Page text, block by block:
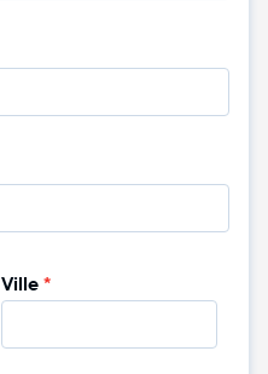
Ville *